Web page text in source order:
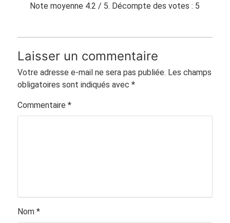
Note moyenne 4.2 / 5. Décompte des votes : 5
Laisser un commentaire
Votre adresse e-mail ne sera pas publiée. Les champs
obligatoires sont indiqués avec *
Commentaire *
Nom *